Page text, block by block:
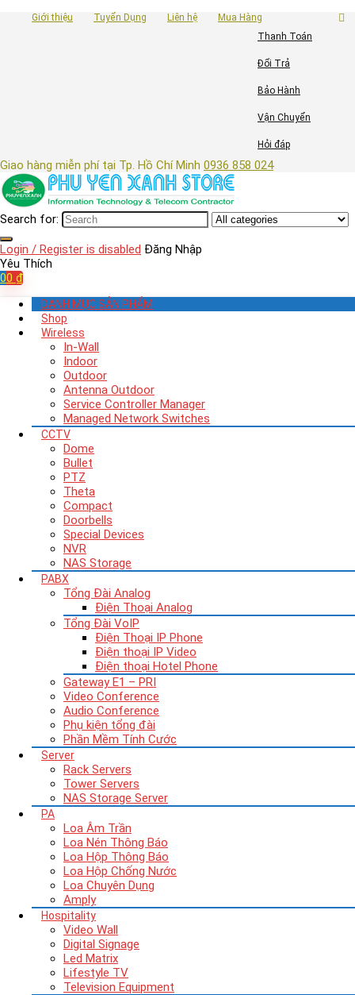
Giới thiệu Tuyển Dụng Liên hệ
Mua Hàng
Thanh Toán
Đổi Trả
Bảo Hành
Vận Chuyển
Hỏi đáp
Giao hàng miễn phí tại Tp. Hồ Chí Minh 0936 858 024
Search for:
Login / Register is disabled Đăng Nhập
Yêu Thích
00 ₫
DANH MỤC SẢN PHẨM
Shop
Wireless
In-Wall
Indoor
Outdoor
Antenna Outdoor
Service Controller Manager
Managed Network Switches
CCTV
Dome
Bullet
PTZ
Theta
Compact
Doorbells
Special Devices
NVR
NAS Storage
PABX
Tổng Đài Analog
Điện Thoại Analog
Tổng Đài VoIP
Điện Thoại IP Phone
Điện thoại IP Video
Điện thoại Hotel Phone
Gateway E1 – PRI
Video Conference
Audio Conference
Phụ kiện tổng đài
Phần Mềm Tính Cước
Server
Rack Servers
Tower Servers
NAS Storage Server
PA
Loa Âm Trần
Loa Nén Thông Báo
Loa Hộp Thông Báo
Loa Hộp Chống Nước
Loa Chuyên Dụng
Amply
Hospitality
Video Wall
Digital Signage
Led Matrix
Lifestyle TV
Television Equipment